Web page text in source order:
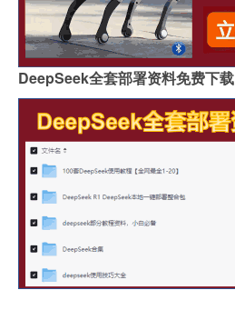
DeepSeek全套部署资料免费下载